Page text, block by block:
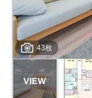
43枚